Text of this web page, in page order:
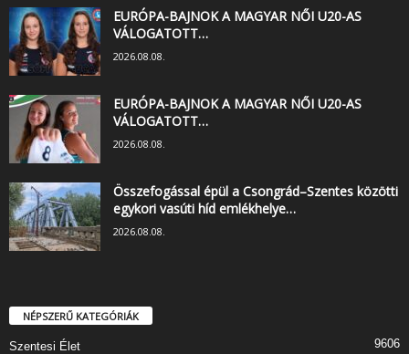
EURÓPA-BAJNOK A MAGYAR NŐI U20-AS
VÁLOGATOTT…
2026.08.08.
EURÓPA-BAJNOK A MAGYAR NŐI U20-AS
VÁLOGATOTT…
2026.08.08.
Összefogással épül a Csongrád–Szentes közötti
egykori vasúti híd emlékhelye…
2026.08.08.
NÉPSZERŰ KATEGÓRIÁK
Szentesi Élet 9606